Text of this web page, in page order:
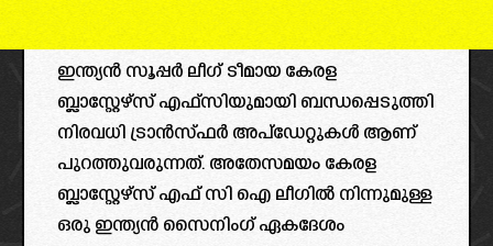
ഇന്ത്യൻ സൂപ്പർ ലീഗ് ടീമായ കേരള
ബ്ലാസ്റ്റേഴ്സ് എഫ്സിയുമായി ബന്ധപ്പെടുത്തി
നിരവധി ട്രാൻസ്ഫർ അപ്ഡേറ്റുകൾ ആണ്
പുറത്തുവരുന്നത്. അതേസമയം കേരള
ബ്ലാസ്റ്റേഴ്സ് എഫ് സി ഐ ലീഗിൽ നിന്നുമുള്ള
ഒരു ഇന്ത്യൻ സൈനിംഗ് ഏകദേശം